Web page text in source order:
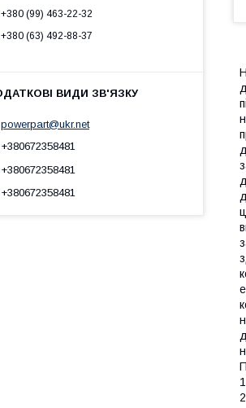
+380 (99) 463-22-32
+380 (63) 492-88-37
powerpart@ukr.net
+380672358481
+380672358481
+380672358481